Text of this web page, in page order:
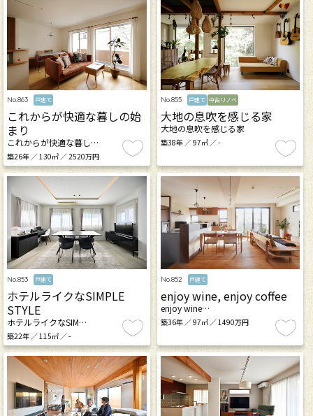
No.863 戸建て
これからが快適な暮しの始
まり
これからが快適な暮し…
築26年 ／ 130㎡ ／ 2520万円
No.855 戸建て 中古リノベ
大地の息吹を感じる家
大地の息吹を感じる家
築38年 ／ 97㎡ ／ -
No.853 戸建て
ホテルライクなSIMPLE
STYLE
ホテルライクなSIM…
築22年 ／ 115㎡ ／ -
No.852 戸建て
enjoy wine, enjoy coffee
enjoy wine…
築36年 ／ 97㎡ ／ 1490万円